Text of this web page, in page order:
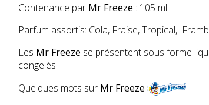
Contenance par Mr Freeze : 105 ml.
Parfum assortis: Cola, Fraise, Tropical,
Les Mr Freeze se présentent sous forme
congelés.
Quelques mots sur Mr Freeze